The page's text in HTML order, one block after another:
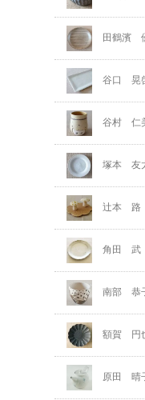
田鶴濱
谷口 晃
谷村 仁
塚本 友
辻本 路
角田 武
南部 恭
額賀 円
原田 晴